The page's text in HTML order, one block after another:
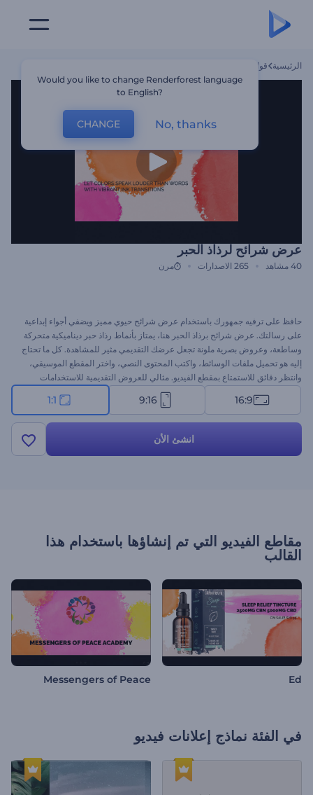
الرئيسية قوالب
عرض شرائح لرذاذ الحبر
40 مشاهد 265 الاصدارات مرن
حافظ على ترفيه جمهورك باستخدام عرض شرائح حيوي مميز ويضفي أجواء إبداعية
على رسالتك. عرض شرائح برذاذ الحبر هنا، يمتاز بأنماط رذاذ حبر ديناميكية متحركة
وساطعة، وعروض بصرية ملونة تجعل عرضك التقديمي مثير للمشاهدة. كل ما تحتاج
إليه هو تحميل ملفات الوسائط، واكتب المحتوى النصي، واختر المقطع الموسيقي،
وانتظر دقائق للاستمتاع بمقطع الفيديو. مثالي للعروض التقديمية للاستخدامات
الشخصية والاحترافية، والعروض التقديمية المميزة، والعروض الترويجية التجارية،
والافتتاحيات الفنية، وغيرها الكثير من الاستخدامات. جرب دقيقة لاستخدام هذا
16:9
9:16
1:1
انشئ الأن
مقاطع الفيديو التي تم إنشاؤها باستخدام هذا
القالب
Ed
Messengers of Peace
في الفئة نماذج إعلانات فيديو
Would you like to change Renderforest language
to English?
CHANGE No, thanks